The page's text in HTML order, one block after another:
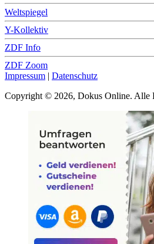
Weltspiegel
Y-Kollektiv
ZDF Info
ZDF Zoom
Impressum | Datenschutz
Copyright © 2026, Dokus Online. Alle